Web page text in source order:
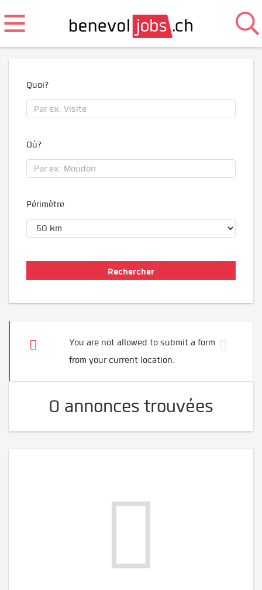
Quoi?
Où?
Périmètre
You are not allowed to submit a form
from your current location.
0 annonces trouvées